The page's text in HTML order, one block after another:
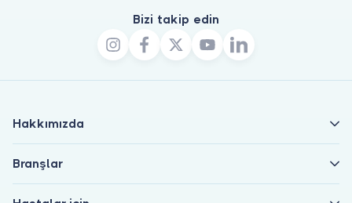
Bizi takip edin
Hakkımızda
Branşlar